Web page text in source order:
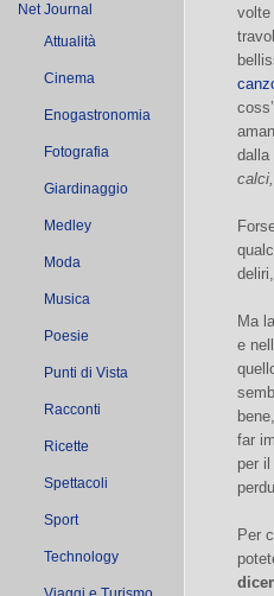
Net Journal
Attualità
Cinema
Enogastronomia
Fotografia
Giardinaggio
Medley
Moda
Musica
Poesie
Punti di Vista
Racconti
Ricette
Spettacoli
Sport
Technology
volte
dalla
Ma
e
far
per
Per